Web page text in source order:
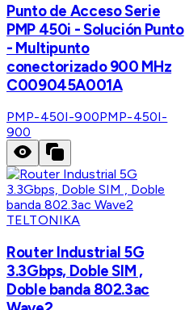
Punto de Acceso Serie
PMP 450i - Solución Punto
- Multipunto
conectorizado 900 MHz
C009045A001A
PMP-450I-900PMP-450I-
900
TELTONIKA
Router Industrial 5G
3.3Gbps, Doble SIM ,
Doble banda 802.3ac